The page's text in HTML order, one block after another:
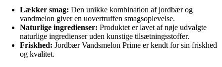
Lækker smag: Den unikke kombination af jordbær og
vandmelon giver en uovertruffen smagsoplevelse.
Naturlige ingredienser: Produktet er lavet af nøje udvalgte
naturlige ingredienser uden kunstige tilsætningsstoffer.
Friskhed: Jordbær Vandsmelon Prime er kendt for sin friskhed
og kvalitet.